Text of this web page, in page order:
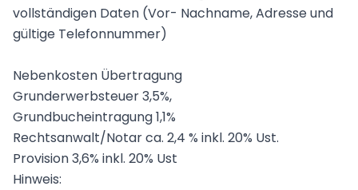
vollständigen Daten (Vor- Nachname, Adresse und
gültige Telefonnummer)
Nebenkosten Übertragung
Grunderwerbsteuer 3,5%,
Grundbucheintragung 1,1%
Rechtsanwalt/Notar ca. 2,4 % inkl. 20% Ust.
Provision 3,6% inkl. 20% Ust
Hinweis: